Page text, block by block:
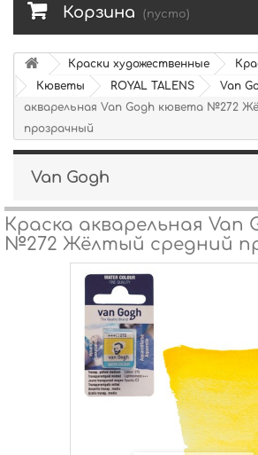
Корзина (пусто)
Краски художественные
Кюветы
ROYAL TALENS Van
акварельная Van Gogh кювета №272
прозрачный
Van Gogh
Краска акварельная Van
№272 Жёлтый средний